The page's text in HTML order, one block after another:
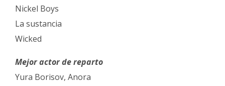
Nickel Boys
La sustancia
Wicked
Mejor actor de reparto
Yura Borisov, Anora